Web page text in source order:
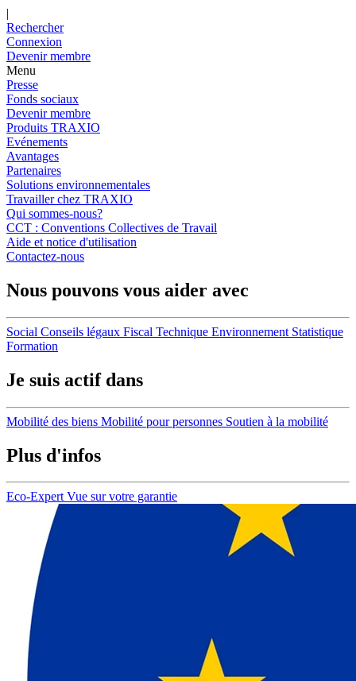
|
Rechercher
Connexion
Devenir membre
Menu
Presse
Fonds sociaux
Devenir membre
Produits TRAXIO
Evénements
Avantages
Partenaires
Solutions environnementales
Travailler chez TRAXIO
Qui sommes-nous?
CCT : Conventions Collectives de Travail
Aide et notice d'utilisation
Contactez-nous
Nous pouvons vous aider avec
Social Conseils légaux Fiscal Technique Environnement Statistique
Formation
Je suis actif dans
Mobilité des biens Mobilité pour personnes Soutien à la mobilité
Plus d'infos
Eco-Expert Vue sur votre garantie